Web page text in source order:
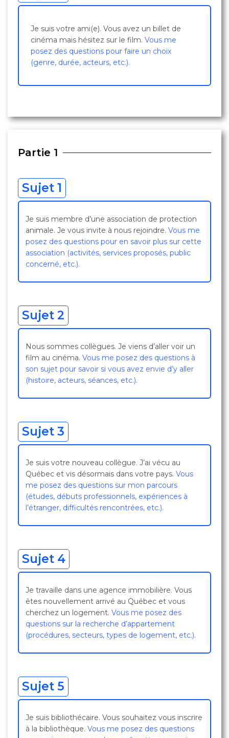
Je suis votre ami(e). Vous avez un billet de
cinéma mais hésitez sur le film. Vous me
posez des questions pour faire un choix
(genre, durée, acteurs, etc.).
Partie 1
Sujet 1
Je suis membre d’une association de protection
animale. Je vous invite à nous rejoindre. Vous me
posez des questions pour en savoir plus sur cette
association (activités, services proposés, public
concerné, etc.).
Sujet 2
Nous sommes collègues. Je viens d’aller voir un
film au cinéma. Vous me posez des questions à
son sujet pour savoir si vous avez envie d’y aller
(histoire, acteurs, séances, etc.).
Sujet 3
Je suis votre nouveau collègue. J’ai vécu au
Québec et vis désormais dans votre pays. Vous
me posez des questions sur mon parcours
(études, débuts professionnels, expériences à
l’étranger, difficultés rencontrées, etc.).
Sujet 4
Je travaille dans une agence immobilière. Vous
êtes nouvellement arrivé au Québec et vous
cherchez un logement. Vous me posez des
questions sur la recherche d’appartement
(procédures, secteurs, types de logement, etc.).
Sujet 5
Je suis bibliothécaire. Vous souhaitez vous inscrire
à la bibliothèque. Vous me posez des questions